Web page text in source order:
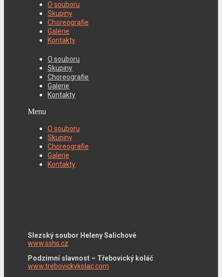
O souboru
Skupiny
Choreografie
Galerie
Kontakty
O souboru
Skupiny
Choreografie
Galerie
Kontakty
Menu
O souboru
Skupiny
Choreografie
Galerie
Kontakty
Slezský soubor Heleny Salichové
www.sshs.cz
Podzimní slavnost – Třebovický koláč
www.trebovickykolac.com